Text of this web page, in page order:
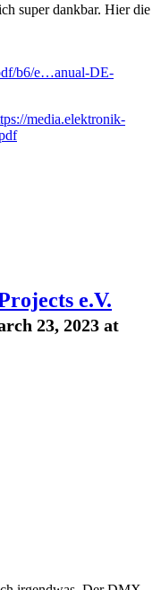
super dankbar. Hier die
b6/e…anual-DE-
media.elektronik-
23, 2023 at